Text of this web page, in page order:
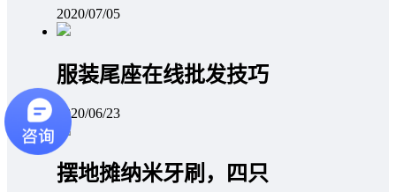
2020/07/05
服装尾座在线批发技巧
2020/06/23
摆地摊纳米牙刷，四只